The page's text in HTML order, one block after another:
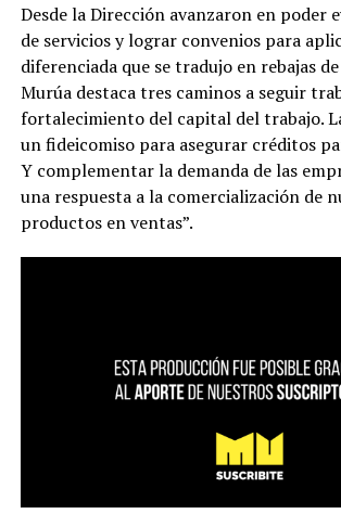
Desde la Dirección avanzaron en poder
de servicios y lograr convenios para
diferenciada que se tradujo en rebajas
Murúa destaca tres caminos a seguir
fortalecimiento del capital del trabajo.
un fideicomiso para asegurar créditos
Y complementar la demanda de las
una respuesta a la comercialización de
productos en ventas”.